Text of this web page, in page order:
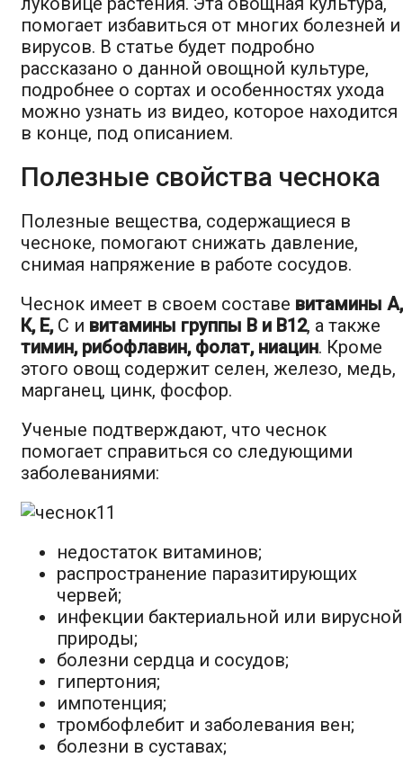
помогает избавиться от многих болезней и
вирусов. В статье будет подробно
рассказано о данной овощной культуре,
подробнее о сортах и особенностях ухода
можно узнать из видео, которое находится
в конце, под описанием.
Полезные свойства чеснока
Полезные вещества, содержащиеся в
чесноке, помогают снижать давление,
снимая напряжение в работе сосудов.
Чеснок имеет в своем составе витамины А,
К, Е,С и витамины группы В и В12, а также
тимин, рибофлавин, фолат, ниацин. Кроме
этого овощ содержит селен, железо, медь,
марганец, цинк, фосфор.
Ученые подтверждают, что чеснок
помогает справиться со следующими
заболеваниями:
недостаток витаминов;
распространение паразитирующих
червей;
инфекции бактериальной или вирусной
природы;
болезни сердца и сосудов;
гипертония;
импотенция;
тромбофлебит и заболевания вен;
болезни в суставах;